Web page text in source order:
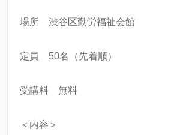
場所 渋谷区勤労福祉会館
定員 50名（先着順）
受講料 無料
＜内容＞